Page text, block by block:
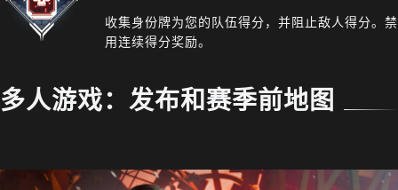
收集身份牌为您的队伍得分，并阻止敌人得分。禁
用连续得分奖励。
多人游戏：发布和赛季前地图